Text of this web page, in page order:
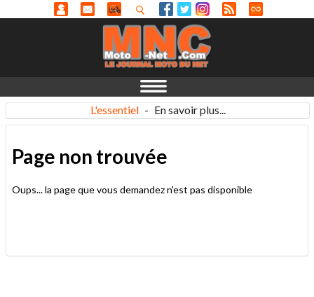
L'essentiel - En savoir plus...
Page non trouvée
Oups... la page que vous demandez n'est pas disponible